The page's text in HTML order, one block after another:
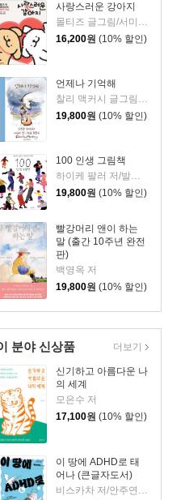
사랑스러운 강아지
몰티즈 글그림/서미영 역
16,200원 (10% 할인)
언제나 기억해
찰리 맥커시 글그림/이진경 역
19,800원 (10% 할인)
100 인생 그림책
19,800원 (10% 할인)
빨강머리 앤이 하는
말 (출간 10주년 완전
판)
백영옥 저
19,800원 (10% 할인)
분야 신상품
신기하고 아름다운 나
의 세계
모은수 저
17,100원 (10% 할인)
이 땅에 ADHD로 태
어나 (큰글자도서)
더보기